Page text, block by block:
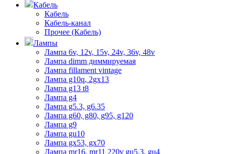
Кабель
Кабель
Кабель-канал
Прочее (Кабель)
Лампы
Лампа 6v, 12v, 15v, 24v, 36v, 48v
Лампа dimm диммируемая
Лампа fillament vintage
Лампа g10q, 2gx13
Лампа g13 t8
Лампа g4
Лампа g5.3, g6.35
Лампа g60, g80, g95, g120
Лампа g9
Лампа gu10
Лампа gx53, gx70
Лампа mr16, mr11 220v gu5.3, gu4